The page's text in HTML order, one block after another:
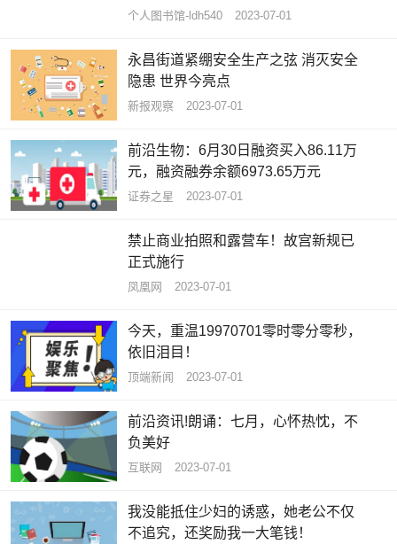
好 #春暖花...
个人图书馆-ldh540 2023-07-01
永昌街道紧绷安全生产之弦 消灭安全
隐患 世界今亮点
新报观察 2023-07-01
前沿生物：6月30日融资买入86.11万
元，融资融券余额6973.65万元
证券之星 2023-07-01
禁止商业拍照和露营车！故宫新规已
正式施行
凤凰网 2023-07-01
今天，重温19970701零时零分零秒，
依旧泪目！
顶端新闻 2023-07-01
前沿资讯!朗诵：七月，心怀热忱，不
负美好
互联网 2023-07-01
我没能抵住少妇的诱惑，她老公不仅
不追究，还奖励我一大笔钱！